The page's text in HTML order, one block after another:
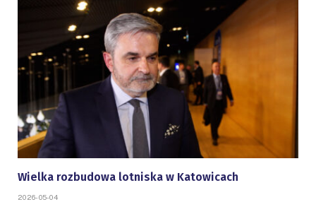
Wielka rozbudowa lotniska w Katowicach
2026-05-04